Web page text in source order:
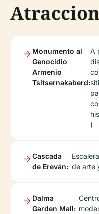
Monumento al
Genocidio
Armenio
Tsitsernakaberd:
A
(
Cascada
de Ereván: de arte
Dalma
Garden Mall: